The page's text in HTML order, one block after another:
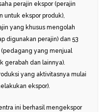
perajin ekspor (perajin
untuk ekspor produk),
yang khusus mengolah
digunakan perajin) dan 53
yang menjual
gerabah dan lainnya).
yang aktivitasnya mulai
ekspor).
ini berhasil mengekspor